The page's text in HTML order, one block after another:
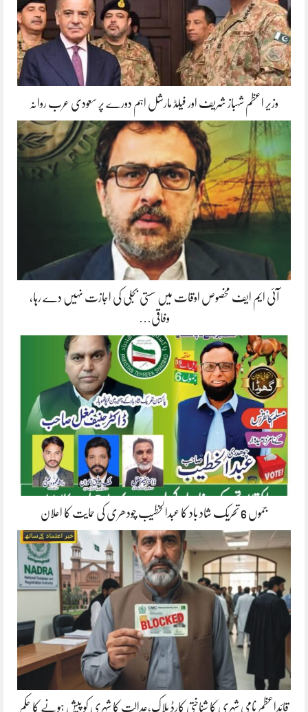
وزیر اعظم شہباز شریف اور فیلڈ مارشل اہم دورے پر سعودی عرب روانہ
آئی ایم ایف مخصوص اوقات میں سستی بجلی کی اجازت نہیں دے رہا،
وفاقی…
جموں 6 تحریک شاد باد کا عبدالخطیب چودھری کی حمایت کا اعلان
قائداعظم نامی شہری کا شناختی کارڈ بلاک،عدالت کا شہری کو پیش ہونے کا حکم